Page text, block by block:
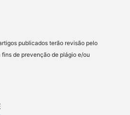
publicados terão revisão pelo
fins de prevenção de plágio e/ou